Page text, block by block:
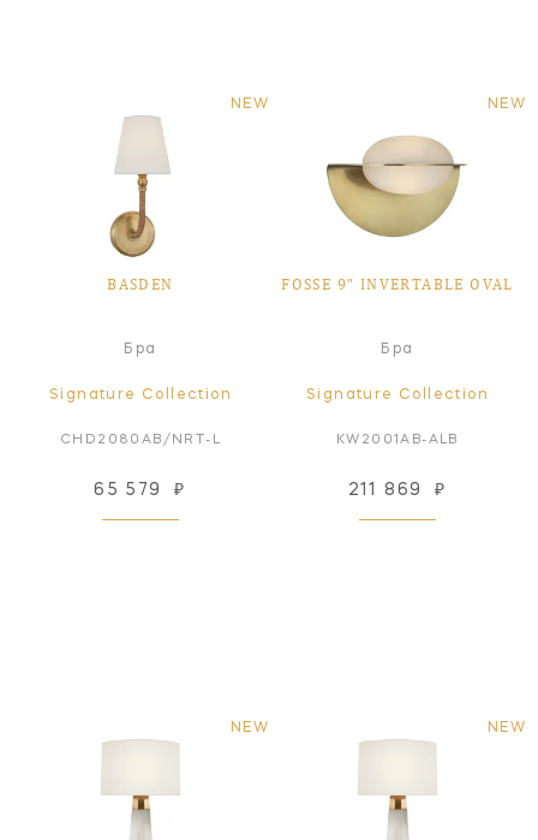
NEW
BASDEN
Бра
Signature Collection
CHD2080AB/NRT-L
65 579 ₽
NEW
FOSSE 9" INVERTABLE OVAL
Бра
Signature Collection
KW2001AB-ALB
211 869 ₽
NEW NEW